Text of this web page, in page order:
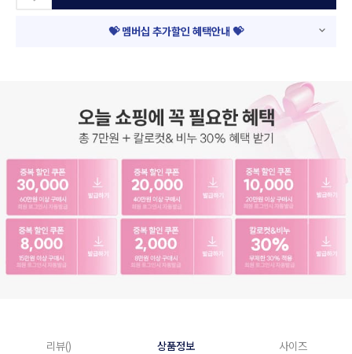
💝 멤버십 추가할인 혜택안내 💝
리뷰() 상품정보 사이즈